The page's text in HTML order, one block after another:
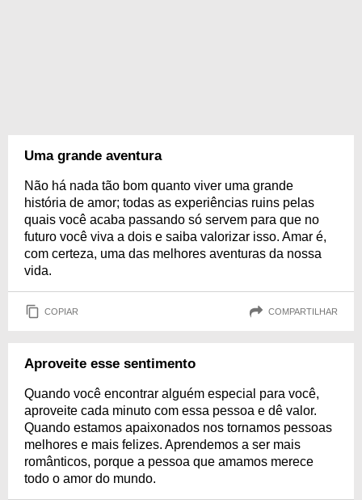
Uma grande aventura
Não há nada tão bom quanto viver uma grande
história de amor; todas as experiências ruins pelas
quais você acaba passando só servem para que no
futuro você viva a dois e saiba valorizar isso. Amar é,
com certeza, uma das melhores aventuras da nossa
vida.
COPIAR COMPARTILHAR
Aproveite esse sentimento
Quando você encontrar alguém especial para você,
aproveite cada minuto com essa pessoa e dê valor.
Quando estamos apaixonados nos tornamos pessoas
melhores e mais felizes. Aprendemos a ser mais
românticos, porque a pessoa que amamos merece
todo o amor do mundo.